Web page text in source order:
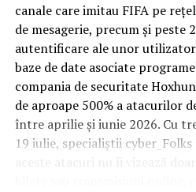
orice suprafață, iar
elemente afectate vizibil, mai
patului și a ușii de acces.
În etapa de renovare sau
care iau în calcul mocheta
cu rotație mare reduc riscul de
decolorare vizibilă în punctele
o decizie care ține mai puțin de
canale care imitau FIFA pe
de mesagerie, precum și peste
autentificare ale unor
baze de date asociate
compania de securitate
de aproape 500% a atacurilor
între aprilie și iunie 2026. Cu
19 iulie, specialiștii